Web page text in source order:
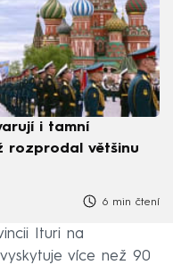
i tamní
rozprodal většinu
6 min čtení
Ituri na
více než 90